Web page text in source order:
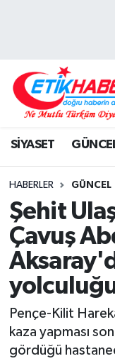
SİYASET
HABERLER GÜNCEL
Şehit
Çavuş
Pençe-Kilit
kaza yapması
gördüğü
DIŞ POLİTİKA
EKONOMİ
KÖŞE
KÜLTÜR-
MEDYA
ÖZEL HABER
Hava Durumu
Süper Lig
Tüm
Son Dakika
Haber Arşivi